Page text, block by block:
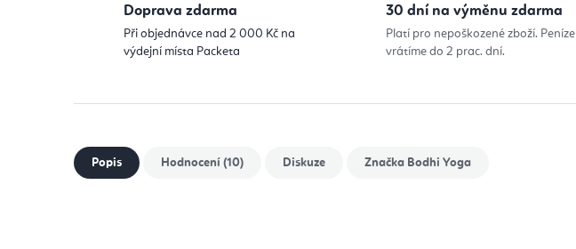
Doprava zdarma
Při objednávce nad 2 000 Kč na
výdejní místa Packeta
30 dní na výměnu zdarma
Platí pro nepoškozené zboží. Peníze
vrátíme do 2 prac. dní.
Popis Hodnocení (10) Diskuze Značka Bodhi Yoga